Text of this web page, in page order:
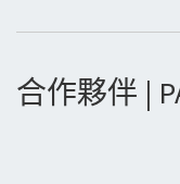
合作夥伴 |